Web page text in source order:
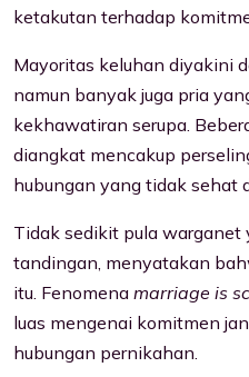
ketakutan terhadap
Mayoritas keluhan diyakini
namun banyak juga pria
kekhawatiran serupa.
diangkat mencakup
hubungan yang tidak sehat
Tidak sedikit pula warganet
tandingan, menyatakan
itu. Fenomena marriage is
luas mengenai komitmen
hubungan pernikahan.